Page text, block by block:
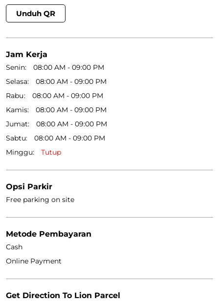
Unduh QR
Jam Kerja
Senin
08:00 AM - 09:00 PM
Selasa
08:00 AM - 09:00 PM
Rabu
08:00 AM - 09:00 PM
Kamis
08:00 AM - 09:00 PM
Jumat
08:00 AM - 09:00 PM
Sabtu
08:00 AM - 09:00 PM
Minggu
Tutup
Opsi Parkir
Free parking on site
Metode Pembayaran
Cash
Online Payment
Get Direction To Lion Parcel